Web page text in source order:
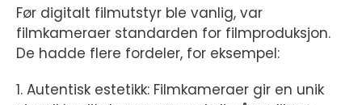
Før digitalt filmutstyr ble vanlig, var
filmkameraer standarden for filmproduksjon.
De hadde flere fordeler, for eksempel:
1. Autentisk estetikk: Filmkameraer gir en unik